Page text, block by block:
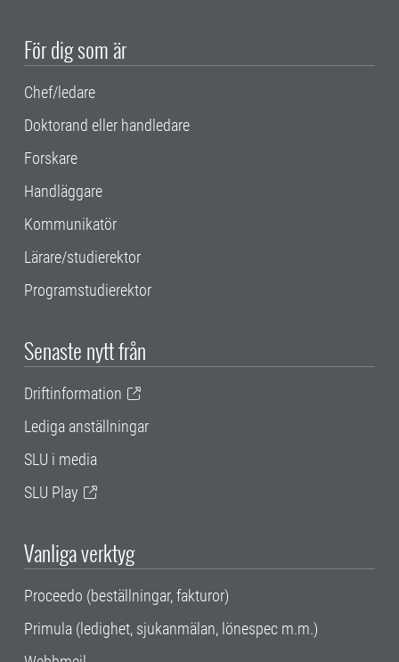
För dig som är
Chef/ledare
Doktorand eller handledare
Forskare
Handläggare
Kommunikatör
Lärare/studierektor
Programstudierektor
Senaste nytt från
Driftinformation
Lediga anställningar
SLU i media
SLU Play
Vanliga verktyg
Proceedo (beställningar, fakturor)
Primula (ledighet, sjukanmälan, lönespec m.m.)